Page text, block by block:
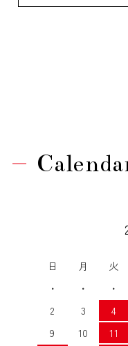
日 月 火
・
・ ・
2
3 4
9
10 11